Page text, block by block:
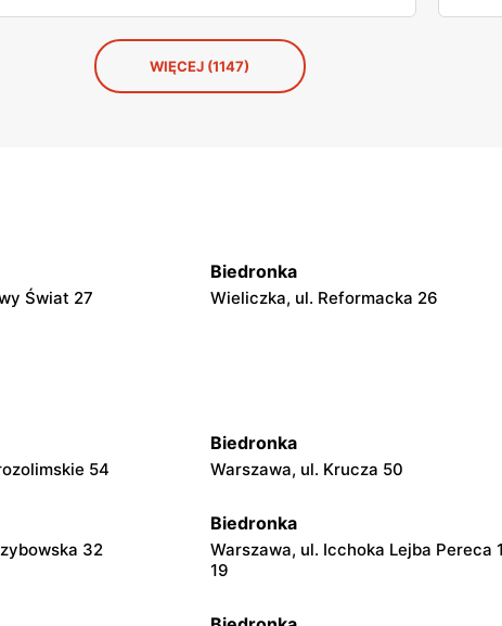
największą maskotkę. Sprawdziłam całą gazetkę stronę
po stronie, policzyłam produkty i porównałam ceny ze
Smykiem. Powiem szczerze, co warto łapać w pierwszej
kolejności, a co zostawić na później.
WIĘCEJ (1147)
Świat 27
Biedronka
Wieliczka, ul. Reformacka 26
54
Biedronka
Warszawa, ul. Krucza 50
32
Biedronka
Warszawa, ul. Icchoka Lejba Pereca
19